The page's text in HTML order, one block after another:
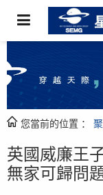
您當前的位置 ：
英國威廉王
無家可歸問